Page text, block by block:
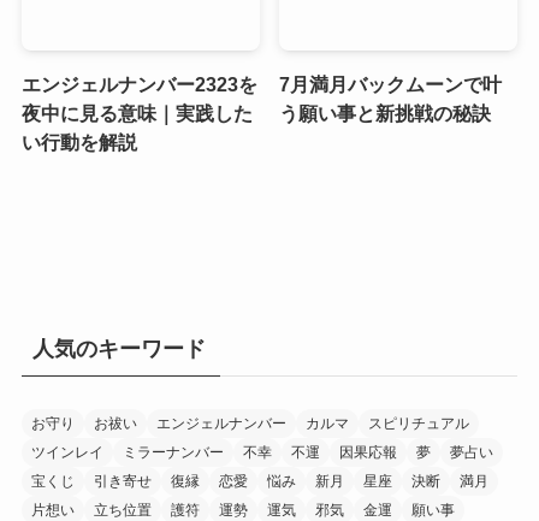
エンジェルナンバー2323を
夜中に見る意味｜実践した
い行動を解説
7月満月バックムーンで叶
う願い事と新挑戦の秘訣
人気のキーワード
お守り お祓い エンジェルナンバー カルマ
スピリチュアル
ツインレイ
ミラーナンバー 不幸 不運 因果応報 夢
夢占い
宝くじ
引き寄せ 復縁 恋愛 悩み 新月 星座 決断
満月
片想い
立ち位置 護符 運勢 運気 邪気 金運 願い事